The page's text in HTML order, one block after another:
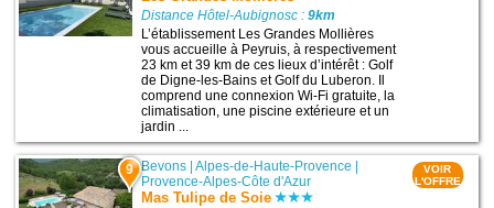
Distance Hôtel-Aubignosc :9km
L’établissement Les Grandes Mollières
vous accueille à Peyruis, à respectivement
23 km et 39 km de ces lieux d’intérêt : Golf
de Digne-les-Bains et Golf du Luberon. Il
comprend une connexion Wi-Fi gratuite, la
climatisation, une piscine extérieure et un
jardin ...
9 Bevons |Alpes-de-Haute-Provence
Provence-Alpes-Côte d'Azur
Mas Tulipe de Soie
VOIR
L'OFFRE